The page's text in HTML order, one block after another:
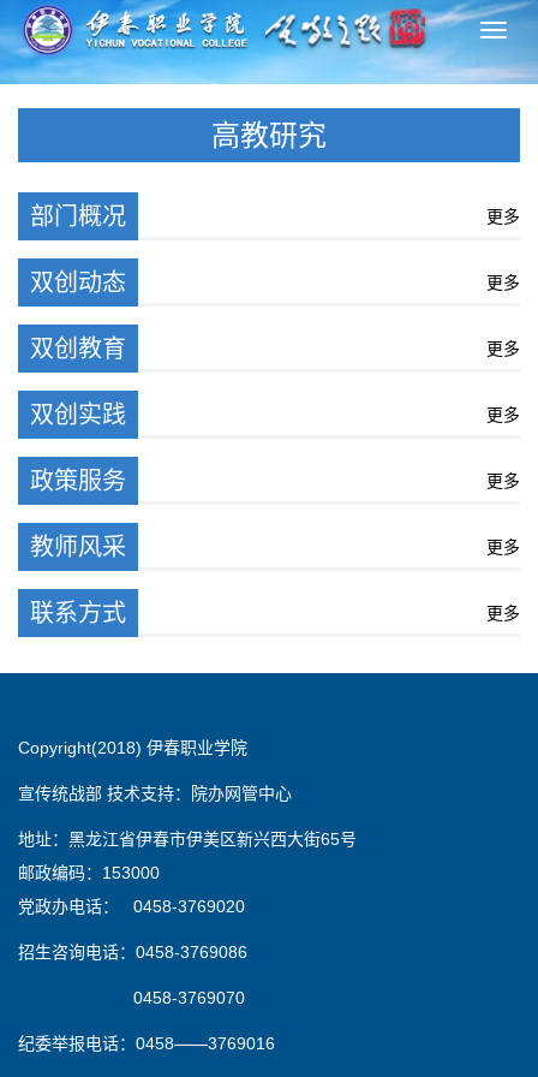
切
换
导
高教研究
部门概况 更多
双创动态 更多
双创教育 更多
双创实践 更多
政策服务 更多
教师风采 更多
联系方式 更多
Copyright(2018) 伊春职业学院
宣传统战部 技术支持：院办网管中心
地址：黑龙江省伊春市伊美区新兴西大街65号
邮政编码：153000
党政办电话： 0458-3769020
招生咨询电话：0458-3769086
0458-3769070
纪委举报电话：0458——3769016